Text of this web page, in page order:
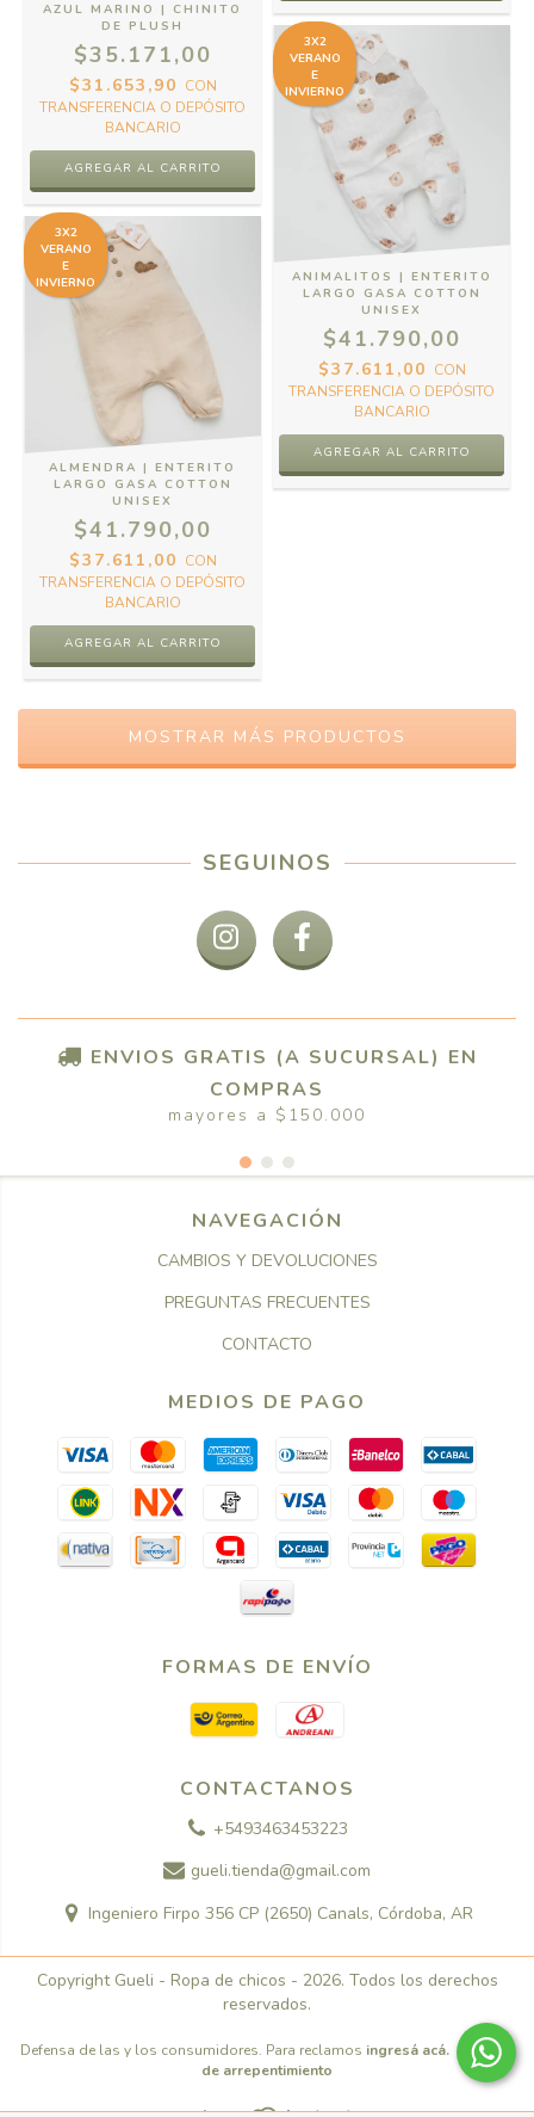
AZUL MARINO | CHINITO
DE PLUSH
$35.171,00
$31.653,90 CON
TRANSFERENCIA O DEPÓSITO
BANCARIO
AGREGAR AL CARRITO
3X2
VERANO
E
INVIERNO
ALMENDRA | ENTERITO
LARGO GASA COTTON
UNISEX
$41.790,00
$37.611,00 CON
TRANSFERENCIA O DEPÓSITO
BANCARIO
AGREGAR AL CARRITO
3X2
VERANO
E
INVIERNO
ANIMALITOS | ENTERITO
LARGO GASA COTTON
UNISEX
$41.790,00
$37.611,00 CON
TRANSFERENCIA O DEPÓSITO
BANCARIO
AGREGAR AL CARRITO
MOSTRAR MÁS PRODUCTOS
SEGUINOS
ENVIOS GRATIS (A SUCURSAL) EN
COMPRAS
mayores a $150.000
NAVEGACIÓN
CAMBIOS Y DEVOLUCIONES
PREGUNTAS FRECUENTES
CONTACTO
MEDIOS DE PAGO
FORMAS DE ENVÍO
CONTACTANOS
+5493463453223
gueli.tienda@gmail.com
Ingeniero Firpo 356 CP (2650) Canals, Córdoba, AR
Copyright Gueli - Ropa de chicos - 2026. Todos los derechos
reservados.
Defensa de las y los consumidores. Para reclamos ingresá acá.
Botón
de arrepentimiento